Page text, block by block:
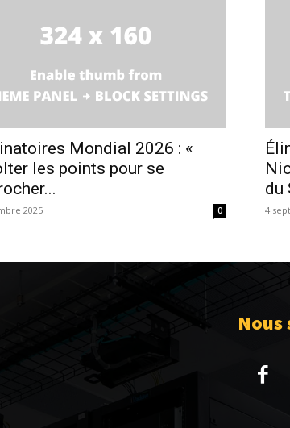
Mondial 2026 : «
les points pour se
2025 0
du
4
Nous